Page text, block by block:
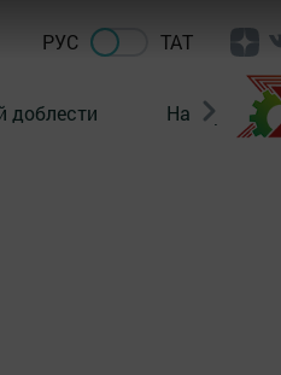
РУС ТАТ
доблести Нацпроекты